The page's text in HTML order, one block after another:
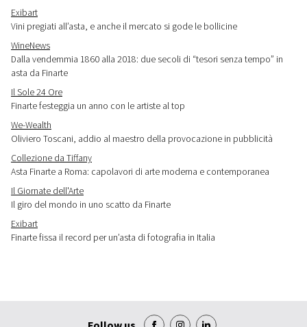
Exibart
Vini pregiati all’asta, e anche il mercato si gode le bollicine
WineNews
Dalla vendemmia 1860 alla 2018: due secoli di “tesori senza tempo” in
asta da Finarte
Il Sole 24 Ore
Finarte festeggia un anno con le artiste al top
We-Wealth
Oliviero Toscani, addio al maestro della provocazione in pubblicità
Collezione da Tiffany
Asta Finarte a Roma: capolavori di arte moderna e contemporanea
Il Giornate dell'Arte
Il giro del mondo in uno scatto da Finarte
Exibart
Finarte fissa il record per un’asta di fotografia in Italia